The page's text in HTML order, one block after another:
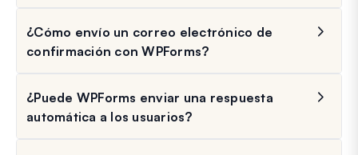
¿Cómo envío un correo electrónico de
confirmación con WPForms?
¿Puede WPForms enviar una respuesta
automática a los usuarios?